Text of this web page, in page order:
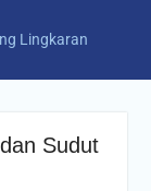
Lingkaran
Sudut